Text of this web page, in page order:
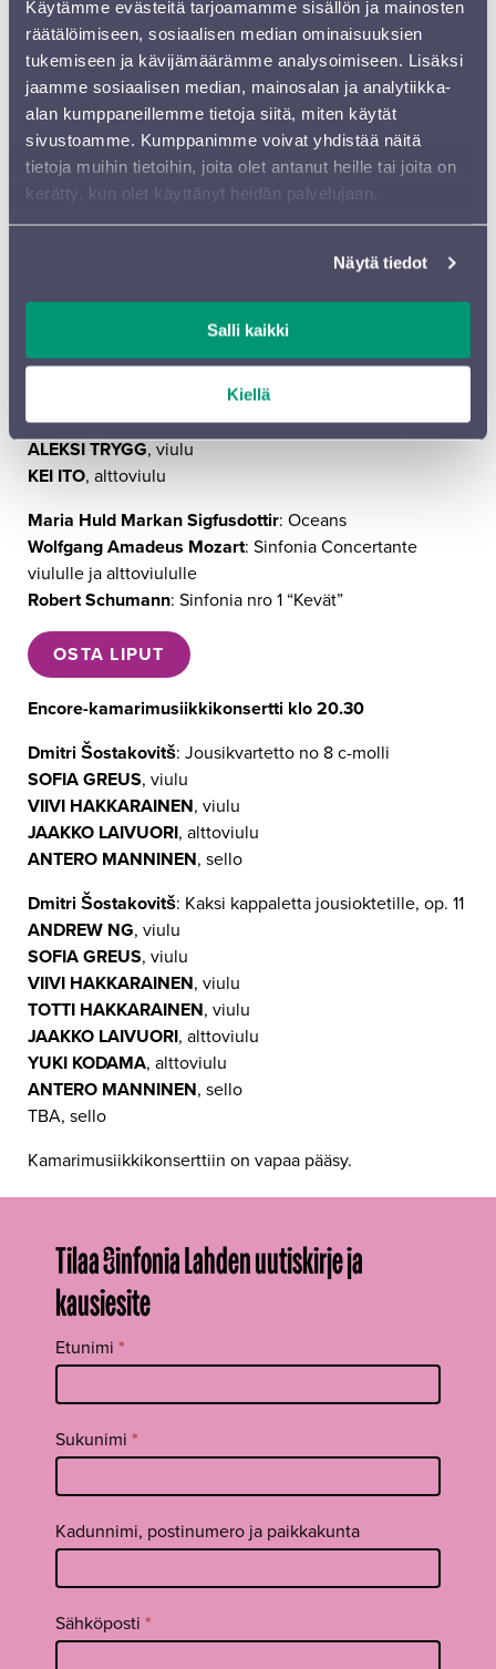
Käytämme evästeitä tarjoamamme sisällön ja mainosten
räätälöimiseen, sosiaalisen median ominaisuuksien
tukemiseen ja kävijämäärämme analysoimiseen. Lisäksi
jaamme sosiaalisen median, mainosalan ja analytiikka-
alan kumppaneillemme tietoja siitä, miten käytät
sivustoamme. Kumppanimme voivat yhdistää näitä
tietoja muihin tietoihin, joita olet antanut heille tai joita on
kerätty, kun olet käyttänyt heidän palvelujaan.
Näytä tiedot
Salli kaikki
Kiellä
(1841) on tässä mielessä poikkeus, sillä sen
käsikirjoituksen kansilehdellä on tuolloin 31-vuotiaan
säveltäjän käsialalla tehty merkintä ”Frühlings
Symphonie”, Kevätsinfonia. Teos syntyi vauhdilla,
luonnokset olivat valmiit neljässä päivässä ja koko
sinfonia valmistui kuukaudessa. Alun perin myös sen
neljällä osalla oli omat kuvaavat otsikkonsa ”Alkukevät”,
Hannele Eklund
To 30.10.2025 klo 18.30 Sibeliustalo
NIL VENDITTI, kapellimestari
ALEKSI TRYGG, viulu
KEI ITO, alttoviulu
Maria Huld Markan Sigfusdottir: Oceans
Wolfgang Amadeus Mozart: Sinfonia Concertante
viululle ja alttoviululle
Robert Schumann: Sinfonia nro 1 “Kevät”
OSTA LIPUT
Encore-kamarimusiikkikonsertti klo 20.30
Dmitri Šostakovitš: Jousikvartetto no 8 c-molli
SOFIA GREUS, viulu
VIIVI HAKKARAINEN, viulu
JAAKKO LAIVUORI, alttoviulu
ANTERO MANNINEN, sello
Dmitri Šostakovitš: Kaksi kappaletta jousioktetille, op. 11
ANDREW NG, viulu
SOFIA GREUS, viulu
VIIVI HAKKARAINEN, viulu
TOTTI HAKKARAINEN, viulu
JAAKKO LAIVUORI, alttoviulu
YUKI KODAMA, alttoviulu
ANTERO MANNINEN, sello
TBA, sello
Kamarimusiikkikonserttiin on vapaa pääsy.
Tilaa Sinfonia Lahden uutiskirje ja
kausiesite
Tilaa
uutiskirje
footer FI
Etunimi *
Sukunimi *
Kadunnimi, postinumero ja paikkakunta
Sähköposti *